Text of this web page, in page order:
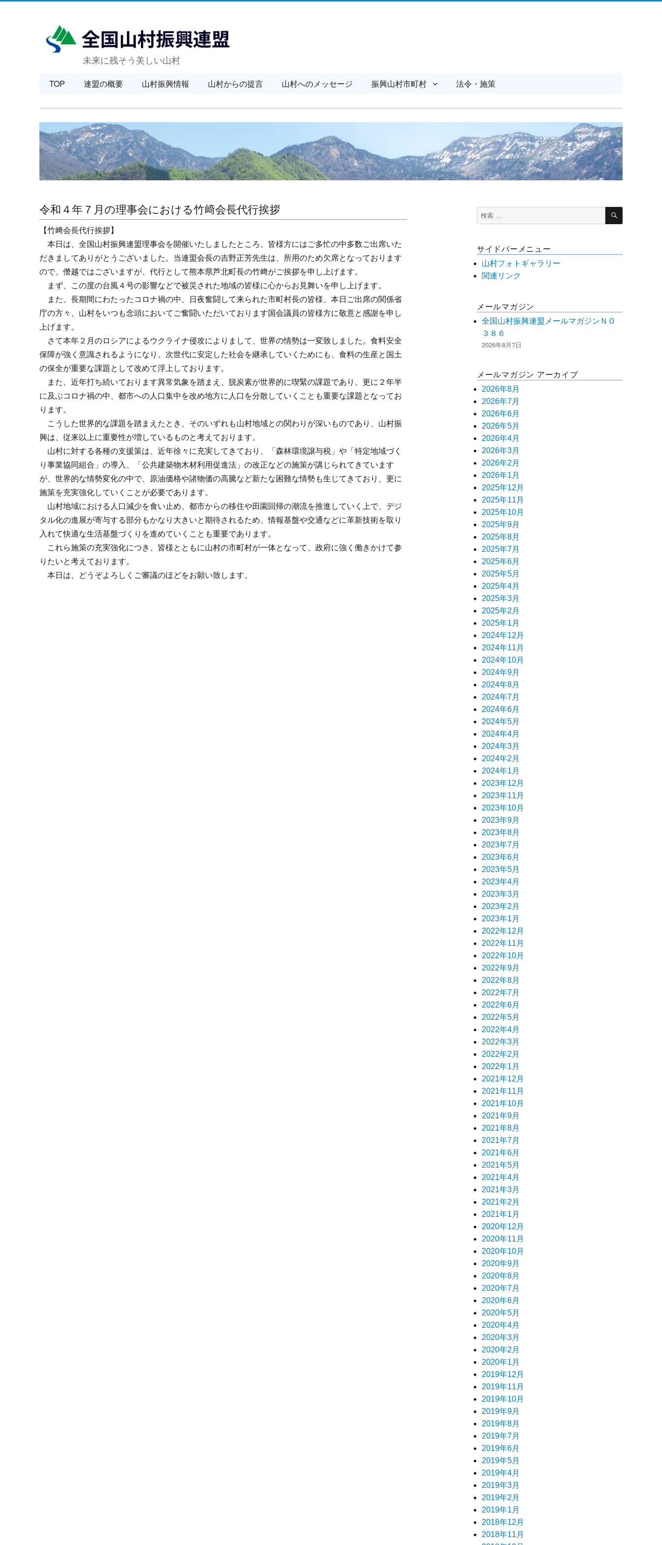
未来に残そう美しい山村
TOP 連盟の概要 山村振興情報 山村からの提言 山村へのメッセージ 振興山村市町村 法令・施策
令和４年７月の理事会における竹﨑会長代行挨拶
【竹﨑会長代行挨拶】
本日は、全国山村振興連盟理事会を開催いたしましたところ、皆様方にはご多忙の中多数ご出席いた
だきましてありがとうございました。当連盟会長の吉野正芳先生は、所用のため欠席となっております
ので、僭越ではございますが、代行として熊本県芦北町長の竹﨑がご挨拶を申し上げます。
まず、この度の台風４号の影響などで被災された地域の皆様に心からお見舞いを申し上げます。
また、長期間にわたったコロナ禍の中、日夜奮闘して来られた市町村長の皆様、本日ご出席の関係省
庁の方々、山村をいつも念頭においてご奮闘いただいております国会議員の皆様方に敬意と感謝を申し
上げます。
さて本年２月のロシアによるウクライナ侵攻によりまして、世界の情勢は一変致しました。食料安全
保障が強く意識されるようになり、次世代に安定した社会を継承していくためにも、食料の生産と国土
の保全が重要な課題として改めて浮上しております。
また、近年打ち続いております異常気象を踏まえ、脱炭素が世界的に喫緊の課題であり、更に２年半
に及ぶコロナ禍の中、都市への人口集中を改め地方に人口を分散していくことも重要な課題となってお
ります。
こうした世界的な課題を踏まえたとき、そのいずれも山村地域との関わりが深いものであり、山村振
興は、従来以上に重要性が増しているものと考えております。
山村に対する各種の支援策は、近年徐々に充実してきており、「森林環境譲与税」や「特定地域づく
り事業協同組合」の導入、「公共建築物木材利用促進法」の改正などの施策が講じられてきています
が、世界的な情勢変化の中で、原油価格や諸物価の高騰など新たな困難な情勢も生じてきており、更に
施策を充実強化していくことが必要であります。
山村地域における人口減少を食い止め、都市からの移住や田園回帰の潮流を推進していく上で、デジ
タル化の進展が寄与する部分もかなり大きいと期待されるため、情報基盤や交通などに革新技術を取り
入れて快適な生活基盤づくりを進めていくことも重要であります。
これら施策の充実強化につき、皆様とともに山村の市町村が一体となって、政府に強く働きかけて参
りたいと考えております。
本日は、どうぞよろしくご審議のほどをお願い致します。
検
索
象:
検
サイドバーメニュー
山村フォトギャラリー
関連リンク
メールマガジン
全国山村振興連盟メールマガジンＮＯ
３８６
2026年8月7日
メールマガジン アーカイブ
2026年8月
2026年7月
2026年6月
2026年5月
2026年4月
2026年3月
2026年2月
2026年1月
2025年12月
2025年11月
2025年10月
2025年9月
2025年8月
2025年7月
2025年6月
2025年5月
2025年4月
2025年3月
2025年2月
2025年1月
2024年12月
2024年11月
2024年10月
2024年9月
2024年8月
2024年7月
2024年6月
2024年5月
2024年4月
2024年3月
2024年2月
2024年1月
2023年12月
2023年11月
2023年10月
2023年9月
2023年8月
2023年7月
2023年6月
2023年5月
2023年4月
2023年3月
2023年2月
2023年1月
2022年12月
2022年11月
2022年10月
2022年9月
2022年8月
2022年7月
2022年6月
2022年5月
2022年4月
2022年3月
2022年2月
2022年1月
2021年12月
2021年11月
2021年10月
2021年9月
2021年8月
2021年7月
2021年6月
2021年5月
2021年4月
2021年3月
2021年2月
2021年1月
2020年12月
2020年11月
2020年10月
2020年9月
2020年8月
2020年7月
2020年6月
2020年5月
2020年4月
2020年3月
2020年2月
2020年1月
2019年12月
2019年11月
2019年10月
2019年9月
2019年8月
2019年7月
2019年6月
2019年5月
2019年4月
2019年3月
2019年2月
2019年1月
2018年12月
2018年11月